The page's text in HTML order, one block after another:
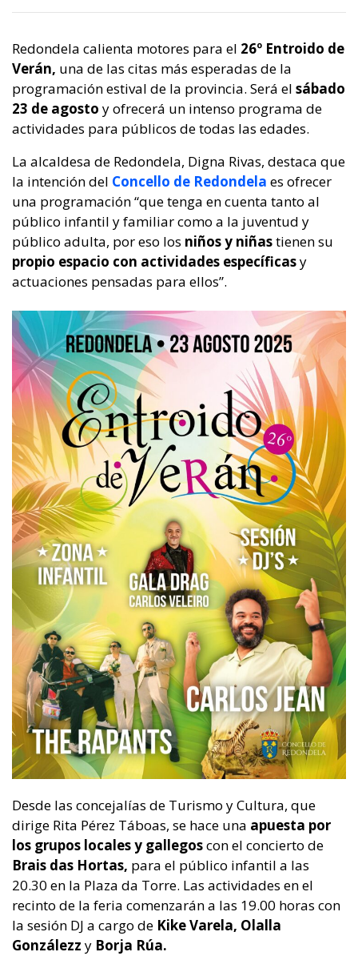
Redondela calienta motores para el 26º Entroido de
Verán, una de las citas más esperadas de la
programación estival de la provincia. Será el sábado
23 de agosto y ofrecerá un intenso programa de
actividades para públicos de todas las edades.
La alcaldesa de Redondela, Digna Rivas, destaca que
la intención del Concello de Redondela es ofrecer
una programación “que tenga en cuenta tanto al
público infantil y familiar como a la juventud y
público adulta, por eso los niños y niñastienen su
propio espacio con actividades específicasy
actuaciones pensadas para ellos”.
Desde las concejalías de Turismo y Cultura, que
dirige Rita Pérez Táboas, se hace una apuesta por
los grupos locales y gallegoscon el concierto de
Brais das Hortas, para el público infantil a las
20.30 en la Plaza da Torre. Las actividades en el
recinto de la feria comenzarán a las 19.00 horas con
la sesión DJ a cargo de Kike Varela, Olalla
Gonzálezz y Borja Rúa.